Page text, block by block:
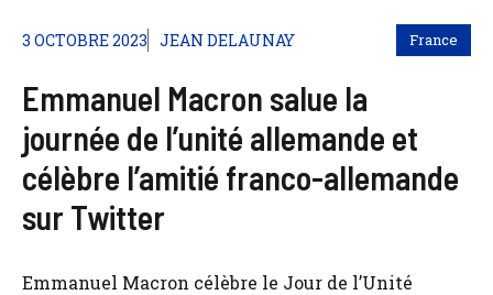
3 OCTOBRE 2023 JEAN DELAUNAY France
Emmanuel Macron salue la
journée de l’unité allemande et
célèbre l’amitié franco-allemande
sur Twitter
Emmanuel Macron célèbre le Jour de l’Unité